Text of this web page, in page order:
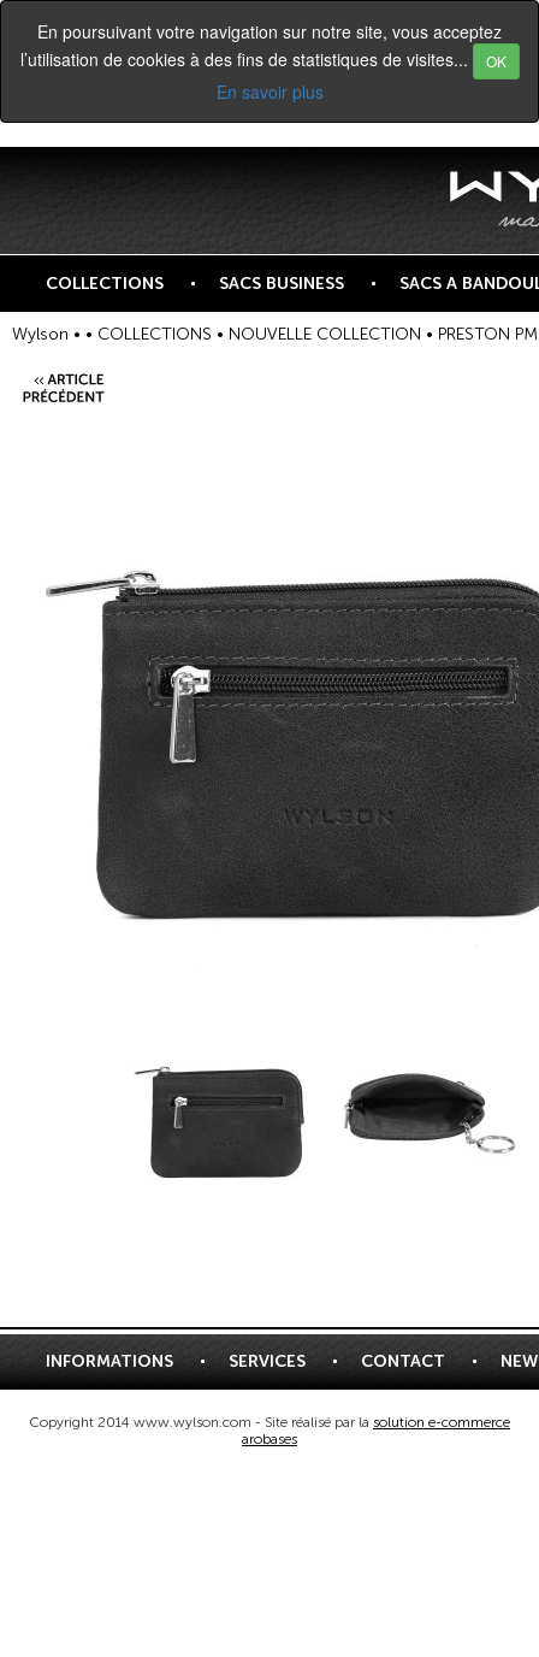
En poursuivant votre navigation sur notre site, vous acceptez
l’utilisation de cookies à des fins de statistiques de visites...
OK
En savoir plus
COLLECTIONS SACS BUSINESS SACS A
Wylson • • COLLECTIONS • NOUVELLE COLLECTION • PRESTON PM
INFORMATIONS SERVICES CONTACT
Copyright 2014 www.wylson.com - Site réalisé par la solution e-commerce
arobases